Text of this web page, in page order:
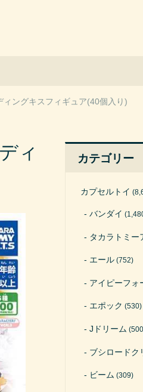
ングキスフィギュア(40個入り)
ィ カテゴリー
カプセルトイ
バンダイ
タカラトミー
エール (752)
アイピーフォ
エポック (530)
Jドリーム
ブシロードク
ビーム (309)